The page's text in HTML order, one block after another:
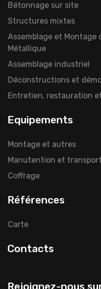
Bétonnage sur site
Structures mixtes
Assemblage et Montage
Métallique
Assemblage industriel
Déconstructions et
Entretien, restauration
Equipements
Montage et autres
Manutention et transport
Coffrage
Références
Carte
Contacts
Rejoignez-nous